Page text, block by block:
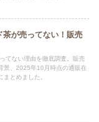
が売ってない！販売
てない理由を徹底調査。販売
景、2025年10月時点の通販在
とめました。